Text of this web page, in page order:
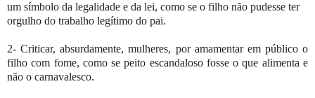
um símbolo da legalidade e da lei, como se o filho não pudesse ter
orgulho do trabalho legítimo do pai.
2- Criticar, absurdamente, mulheres, por amamentar em público o
filho com fome, como se peito escandaloso fosse o que alimenta e
não o carnavalesco.